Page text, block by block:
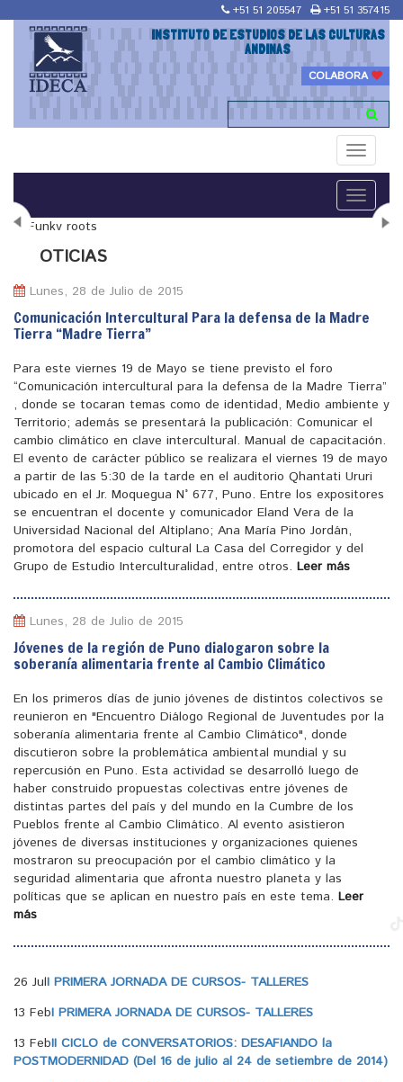
+51 51 205547 +51 51 357415
INSTITUTO DE ESTUDIOS DE LAS CULTURAS
ANDINAS
COLABORA
Toggle
Toggle
"Maestría en Religiones y culturas Andinas"
OTICIAS
Lunes, 28 de Julio de 2015
Comunicación Intercultural Para la defensa de la Madre
Tierra “Madre Tierra”
Para este viernes 19 de Mayo se tiene previsto el foro
“Comunicación intercultural para la defensa de la Madre Tierra”
, donde se tocaran temas como de identidad, Medio ambiente y
Territorio; además se presentará la publicación: Comunicar el
cambio climático en clave intercultural. Manual de capacitación.
El evento de carácter público se realizara el viernes 19 de mayo
a partir de las 5:30 de la tarde en el auditorio Qhantati Ururi
ubicado en el Jr. Moquegua N° 677, Puno. Entre los expositores
se encuentran el docente y comunicador Eland Vera de la
Universidad Nacional del Altiplano; Ana María Pino Jordán,
promotora del espacio cultural La Casa del Corregidor y del
Grupo de Estudio Interculturalidad, entre otros. Leer más
Lunes, 28 de Julio de 2015
Jóvenes de la región de Puno dialogaron sobre la
soberanía alimentaria frente al Cambio Climático
En los primeros días de junio jóvenes de distintos colectivos se
reunieron en "Encuentro Diálogo Regional de Juventudes por la
soberanía alimentaria frente al Cambio Climático", donde
discutieron sobre la problemática ambiental mundial y su
repercusión en Puno. Esta actividad se desarrolló luego de
haber construido propuestas colectivas entre jóvenes de
distintas partes del país y del mundo en la Cumbre de los
Pueblos frente al Cambio Climático. Al evento asistieron
jóvenes de diversas instituciones y organizaciones quienes
mostraron su preocupación por el cambio climático y la
seguridad alimentaria que afronta nuestro planeta y las
políticas que se aplican en nuestro país en este tema. Leer
más
26 JulI PRIMERA JORNADA DE CURSOS- TALLERES
13 FebI PRIMERA JORNADA DE CURSOS- TALLERES
13 FebII CICLO de CONVERSATORIOS: DESAFIANDO la
POSTMODERNIDAD (Del 16 de julio al 24 de setiembre de 2014)